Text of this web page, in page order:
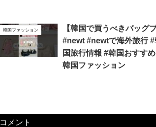
韓国ファッション
【韓国で買うべきバッグ
#newt #newtで海外旅行
国旅行情報 #韓国おすす
韓国ファッション
コメント